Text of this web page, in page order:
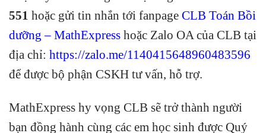
551 hoặc gửi tin nhắn tới fanpage CLB Toán Bồi
dưỡng – MathExpress hoặc Zalo OA của CLB tại
địa chỉ: https://zalo.me/1140415648960483596
để được bộ phận CSKH tư vấn, hỗ trợ.
MathExpress hy vọng CLB sẽ trở thành người
bạn đồng hành cùng các em học sinh được Quý